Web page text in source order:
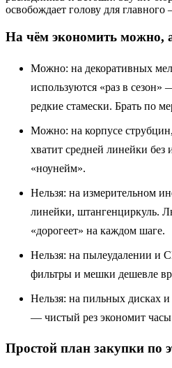
освобождает голову для главного
На чём экономить можно,
Можно: на декоративных
используются «раз в сезон»
редкие стамески. Брать по
Можно: на корпусе
хватит средней линейки без
«ноунейм».
Нельзя: на измерительном
линейки, штангенциркуль.
«дорогеет» на каждом шаге.
Нельзя: на пылеудалении и
фильтры и мешки дешевле
Нельзя: на пильных дисках
— чистый рез экономит
Простой план закупки по